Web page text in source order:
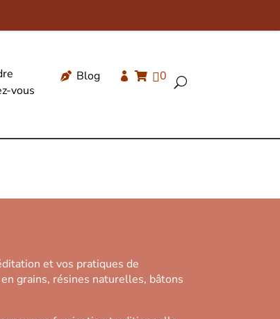
vous
 Blog   0 U
produits
et vos pratiques de
grains, résines naturelles, bâtons